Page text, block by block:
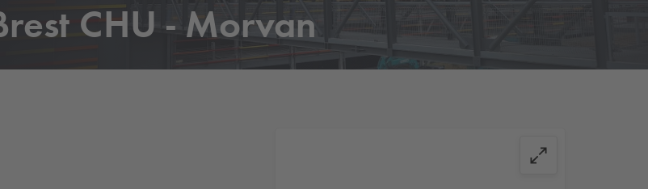
CHU - Morvan